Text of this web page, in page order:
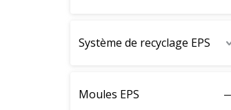
Système de recyclage EPS
Moules EPS